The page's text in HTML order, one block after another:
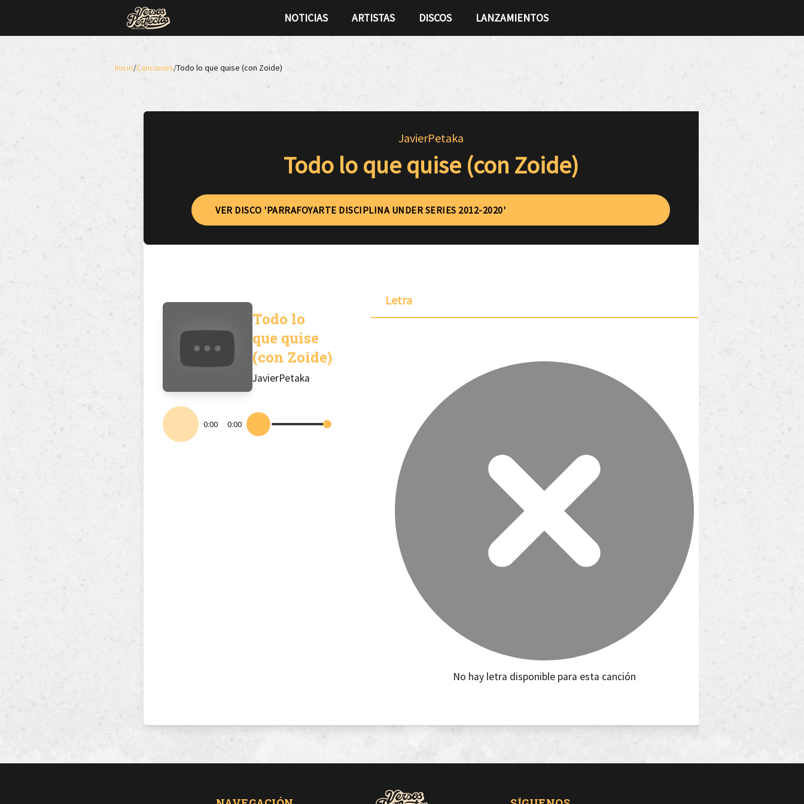
NOTICIAS ARTISTAS DISCOS LANZAMIENTOS
Inicio/Canciones/Todo lo que quise (con Zoide)
JavierPetaka
Todo lo que quise (con Zoide)
VER DISCO 'PARRAFOYARTE DISCIPLINA UNDER SERIES 2012-2020'
Todo lo
que quise
(con Zoide)
JavierPetaka
0:00 0:00
Letra
No hay letra disponible para esta canción